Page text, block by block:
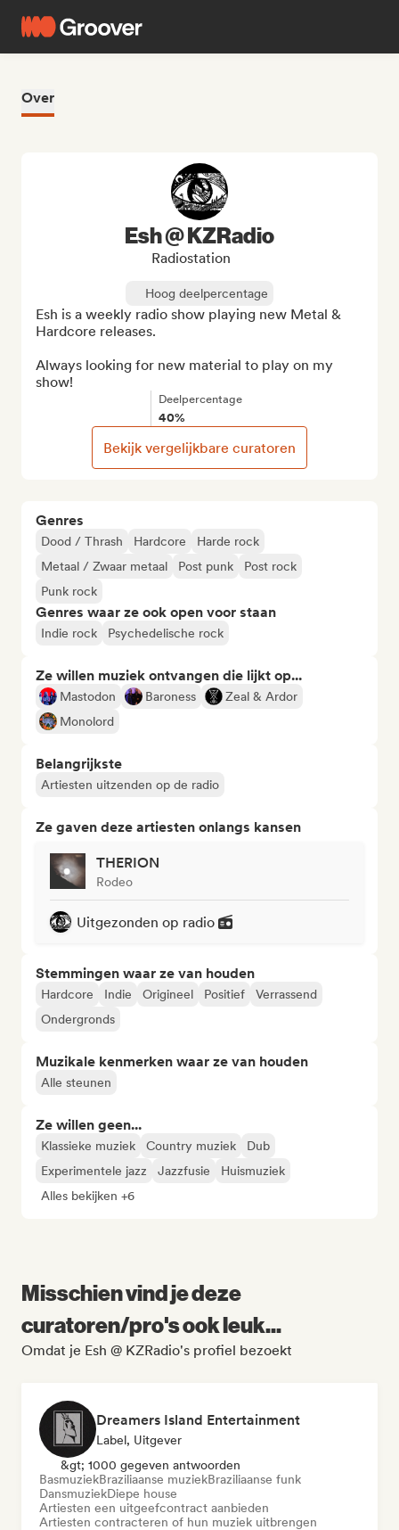
Over
Genres
Dood / Thrash Hardcore
Harde rock
Metaal / Zwaar metaal
Post punk
Post rock
Punk rock
Genres waar ze ook open voor staan
Indie rock Psychedelische rock
Ze willen muziek ontvangen die lijkt op...
Mastodon Baroness
Zeal & Ardor
Monolord
Belangrijkste
Artiesten uitzenden op de radio
Ze gaven deze artiesten onlangs kansen
THERION
Rodeo
Uitgezonden op radio
Stemmingen waar ze van houden
Hardcore Indie Origineel Positief
Verrassend
Ondergronds
Muzikale kenmerken waar ze van houden
Alle steunen
Ze willen geen...
Klassieke muziek Country muziek
Dub
Experimentele jazz
Jazzfusie
Huismuziek
Alles bekijken +6
Esh @ KZRadio
Radiostation
Hoog deelpercentage
Esh is a weekly radio show playing new Metal &
Hardcore releases.
Always looking for new material to play on my
show!
Deelpercentage
40%
Bekijk vergelijkbare curatoren
Misschien vind je deze
curatoren/pro's ook leuk...
Omdat je Esh @ KZRadio's profiel bezoekt
Dreamers Island Entertainment
Label, Uitgever
&gt; 1000 gegeven antwoorden
BasmuziekBraziliaanse muziekBraziliaanse funk
DansmuziekDiepe house
Artiesten een uitgeefcontract aanbieden
Artiesten contracteren of hun muziek uitbrengen